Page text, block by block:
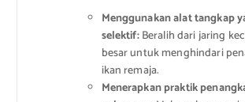
Menggunakan alat tangkap
selektif:Beralih dari jaring
besar untuk menghindari
ikan remaja.
Menerapkan praktik